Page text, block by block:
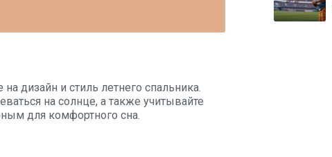
дизайн и стиль летнего спальника.
на солнце, а также учитывайте
для комфортного сна.